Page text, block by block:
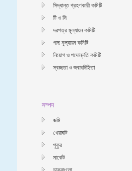
সিদ্ধান্ত গ্রহণকারী কমিটি
টি ও সি
দরপত্র মূল্যায়ন কমিটি
গাছ মূল্যায়ন কমিটি
নিয়োগ ও পদোন্নতি কমিটি
স্বচ্ছতা ও জবাবদিহিতা
সম্পদ
জমি
খেয়াঘাট
পুকুর
মার্কেট